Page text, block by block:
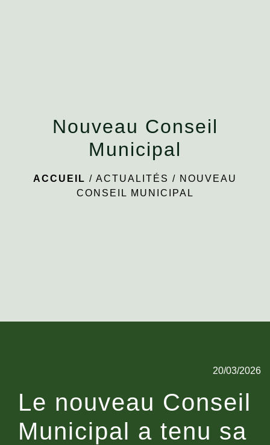
Nouveau Conseil
Municipal
ACCUEIL / ACTUALITÉS / NOUVEAU
CONSEIL MUNICIPAL
20/03/2026
Le nouveau Conseil
Municipal a tenu sa